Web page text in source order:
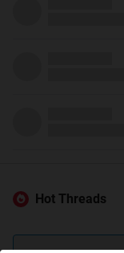
Hot Threads